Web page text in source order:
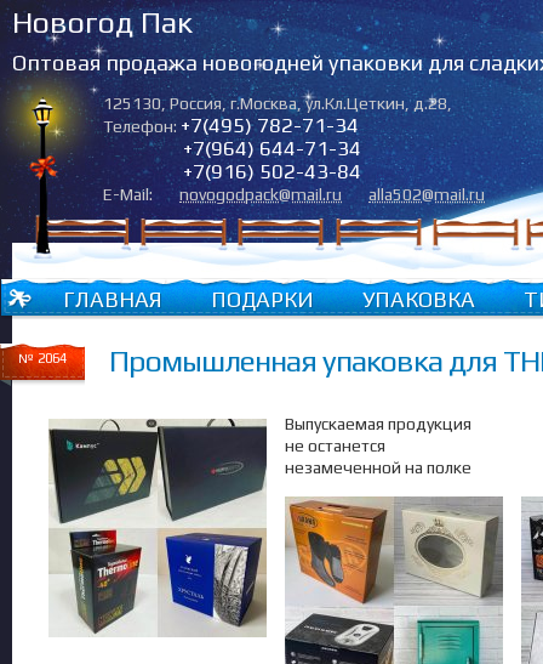
Новогод Пак
Оптовая продажа новогодней упаковки для
125130,Россия,г.Москва,ул.Кл.Цеткин, д.28
Телефон: +7(495) 782-71-34
+7(964) 644-71-34
+7(916) 502-43-84
E-Mail: novogodpack@mail.ru alla502@mail.ru
ГЛАВНАЯ ПОДАРКИ УПАКОВКА
№ 2064 Промышленная упаковка для
Выпускаемая продукция
не останется
незамеченной на полке